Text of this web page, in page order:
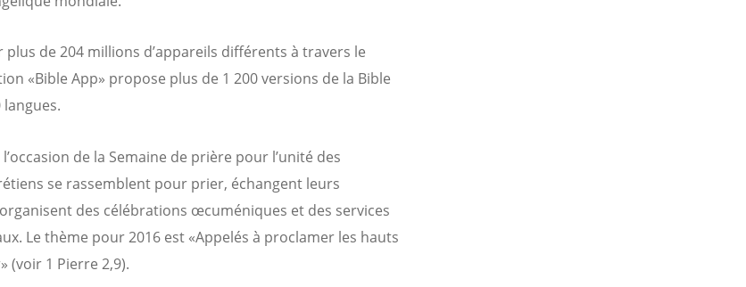
plus de 204 millions d’appareils différents à travers le
«Bible App» propose plus de 1 200 versions de la Bible
de la Semaine de prière pour l’unité des
se rassemblent pour prier, échangent leurs
des célébrations œcuméniques et des services
Le thème pour 2016 est «Appelés à proclamer les hauts
(voir 1 Pierre 2,9).